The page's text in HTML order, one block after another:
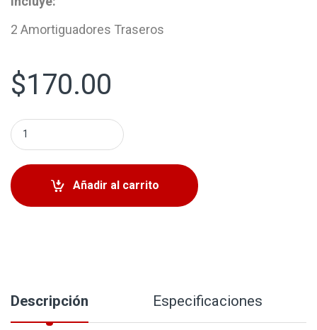
2 Amortiguadores Traseros
$170.00
Amortiguadores Traseros Toyota Yaris 2006-2014
Añadir al carrito
Descripción Especificaciones